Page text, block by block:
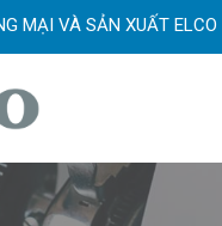
MẠI VÀ SẢN XUẤT ELCO